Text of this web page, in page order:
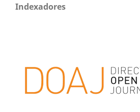
Indexadores